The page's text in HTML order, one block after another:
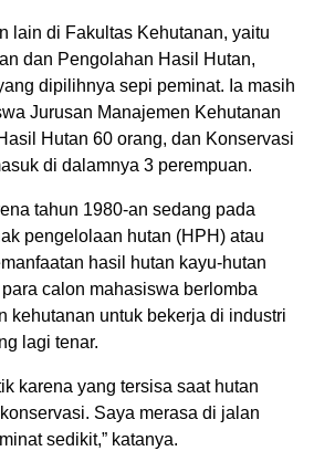
lain di Fakultas Kehutanan, yaitu
dan Pengolahan Hasil Hutan,
dipilihnya sepi peminat. Ia masih
Jurusan Manajemen Kehutanan
Hutan 60 orang, dan Konservasi
di dalamnya 3 perempuan.
tahun 1980-an sedang pada
pengelolaan hutan (HPH) atau
hasil hutan kayu-hutan
calon mahasiswa berlomba
kehutanan untuk bekerja di industri
lagi tenar.
karena yang tersisa saat hutan
Saya merasa di jalan
sedikit,” katanya.